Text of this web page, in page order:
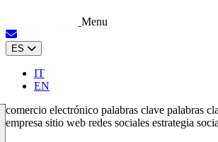
Menu
ES
IT
EN
comercio electrónico palabras clave palabras
empresa sitio web redes sociales estrategia